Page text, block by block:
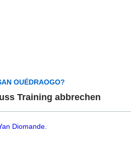
OUÉDRAOGO?
Training abbrechen